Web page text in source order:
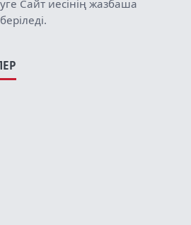
Сайт иесінің жазбаша